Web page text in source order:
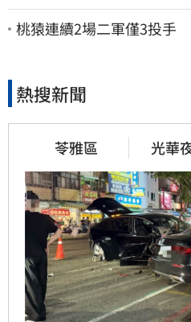
命 「最新傷況」曝
桃猿連續2場二軍僅3投手
熱搜新聞
苓雅區 光華